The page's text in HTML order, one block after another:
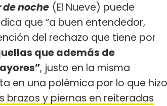
de noche (El Nueve) puede
que “a buen entendedor,
del rechazo que tiene por
que además de
, justo en la misma
en una polémica por lo que hizo
brazos y piernas en reiteradas